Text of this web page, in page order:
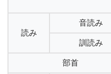
読み
音読み
訓読み
部首